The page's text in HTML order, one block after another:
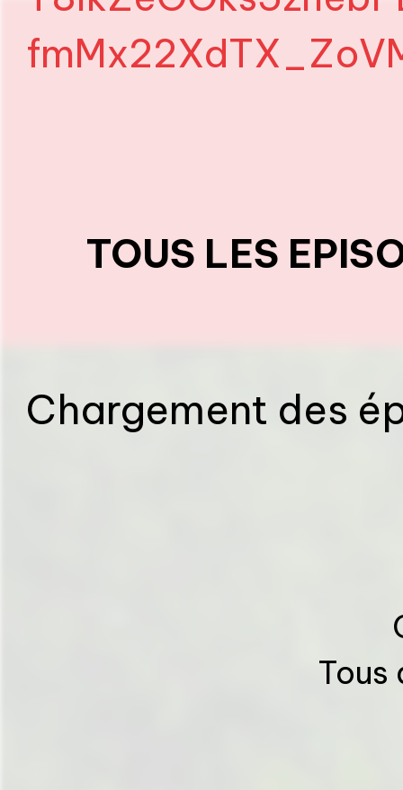
TOUS LES
Chargement des
Tous